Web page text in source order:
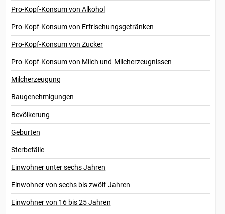
Pro-Kopf-Konsum von Alkohol
Pro-Kopf-Konsum von Erfrischungsgetränken
Pro-Kopf-Konsum von Zucker
Pro-Kopf-Konsum von Milch und Milcherzeugnissen
Milcherzeugung
Baugenehmigungen
Bevölkerung
Geburten
Sterbefälle
Einwohner unter sechs Jahren
Einwohner von sechs bis zwölf Jahren
Einwohner von 16 bis 25 Jahren